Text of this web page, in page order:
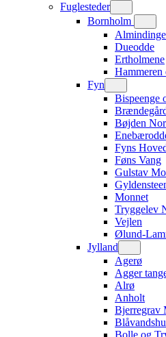
Fuglesteder
Bornholm
Dueodde
Ertholmene
Hammeren
Fyn
Bispeenge
Bøjden Nor
Fyns
Føns Vang
Gulstav
Monnet
Tryggelev
Vejlen
Ølund-
Jylland
Agerø
Agger
Alrø
Anholt
Bjerregrav
Bolle og